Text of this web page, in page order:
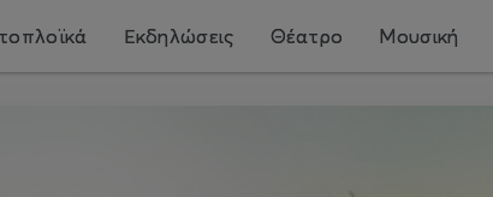
Εκδηλώσεις Θέατρο Μουσική